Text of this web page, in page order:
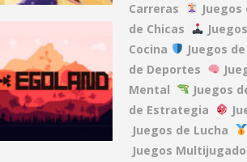
ACCIÓN
KNOCKOUT CITY
6.85K
NO, I’M
FNAF:
Carreras
Juegos
de Chicas
Cocina
Juegos
de Deportes
Mental
Juegos
de Estrategia
Juegos de Lucha
Juegos